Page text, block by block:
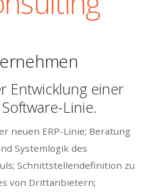
Entwicklung einer
Linie.
neuen ERP-Linie; Beratung
Systemlogik des
Schnittstellendefinition zu
von Drittanbietern;